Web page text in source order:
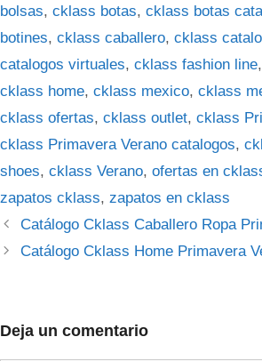
bolsas, cklass botas, cklass botas
botines, cklass caballero, cklass
catalogos virtuales, cklass fashion line,
cklass home, cklass mexico, cklass
cklass ofertas, cklass outlet, cklass
cklass Primavera Verano catalogos,
shoes, cklass Verano, ofertas en
zapatos cklass, zapatos en cklass
Catálogo Cklass Caballero Ropa
Catálogo Cklass Home Primavera
Deja un comentario